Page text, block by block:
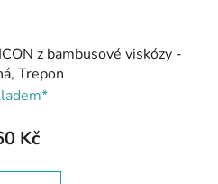
z bambusové viskózy -
Trepon
Kč